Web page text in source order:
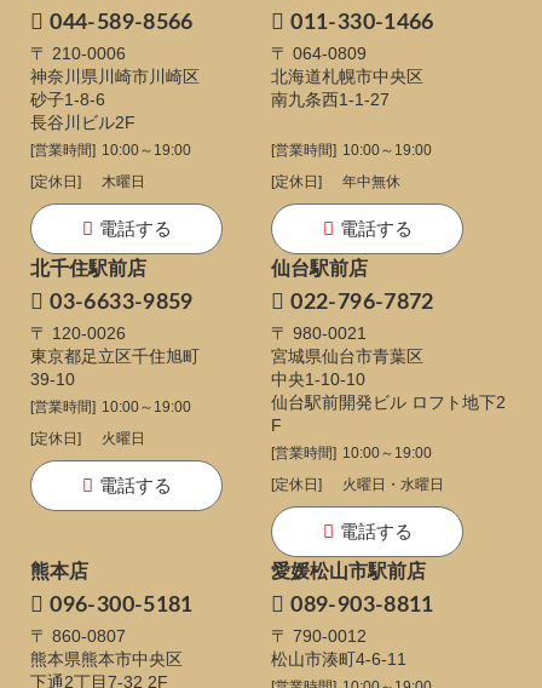
044-589-8566
〒 210-0006
神奈川県川崎市川崎区
砂子1-8-6
長谷川ビル2F
[営業時間] 10:00～19:00
[定休日]
木曜日
電話する
011-330-1466
〒 064-0809
北海道札幌市中央区
南九条西1-1-27
[営業時間] 10:00～19:00
[定休日]
年中無休
電話する
北千住駅前店
03-6633-9859
〒 120-0026
東京都足立区千住旭町
39-10
[営業時間] 10:00～19:00
[定休日]
火曜日
電話する
仙台駅前店
022-796-7872
〒 980-0021
宮城県仙台市青葉区
中央1-10-10
仙台駅前開発ビル ロフト地下2
F
[営業時間] 10:00～19:00
[定休日]
火曜日・水曜日
電話する
熊本店
096-300-5181
〒 860-0807
熊本県熊本市中央区
下通2丁目7-32 2F
愛媛松山市駅前店
089-903-8811
〒 790-0012
松山市湊町4-6-11